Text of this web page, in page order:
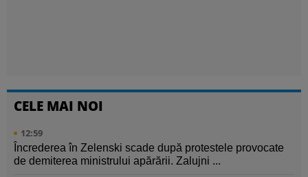
CELE MAI NOI
12:59
Încrederea în Zelenski scade după protestele provocate
de demiterea ministrului apărării. Zalujni ...